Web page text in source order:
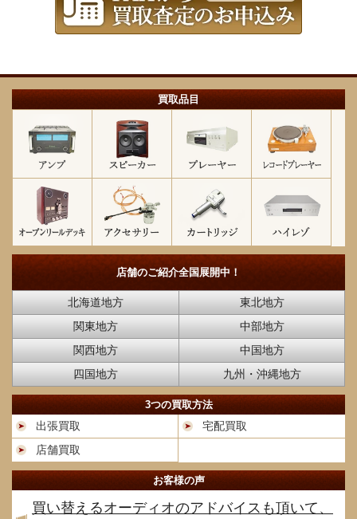
買取品目
店舗のご紹介全国展開中！
北海道地方
東北地方
関東地方
中部地方
関西地方
中国地方
四国地方
九州・沖縄地方
3つの買取方法
出張買取
宅配買取
店舗買取
お客様の声
買い替えるオーディオのアドバイスも頂いて、